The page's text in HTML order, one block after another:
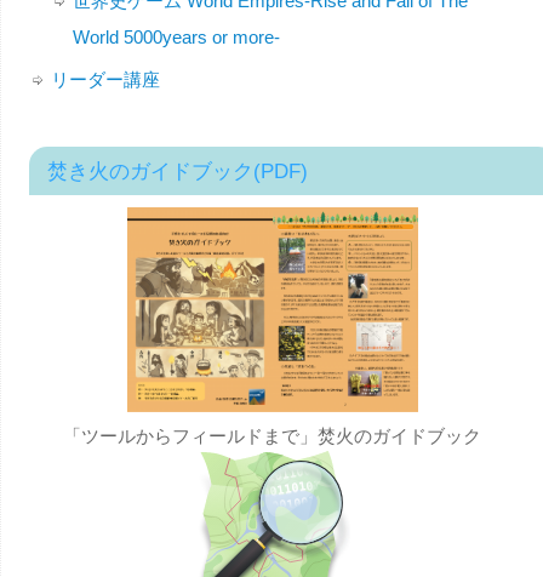
World 5000years or more-
リーダー講座
焚き火のガイドブック(PDF)
「ツールからフィールドまで」焚火のガイドブック